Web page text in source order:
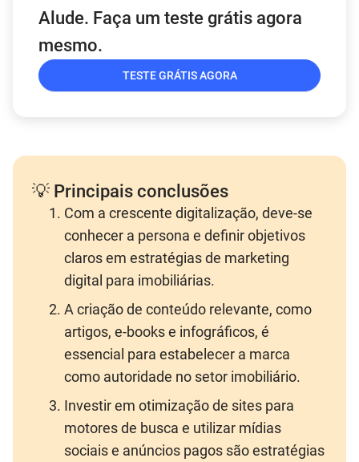
Alude. Faça um teste grátis agora
mesmo.
TESTE GRÁTIS AGORA
💡 Principais conclusões
Com a crescente digitalização, deve-se
conhecer a persona e definir objetivos
claros em estratégias de marketing
digital para imobiliárias.
A criação de conteúdo relevante, como
artigos, e-books e infográficos, é
essencial para estabelecer a marca
como autoridade no setor imobiliário.
Investir em otimização de sites para
motores de busca e utilizar mídias
sociais e anúncios pagos são estratégias